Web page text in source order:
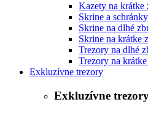
Kazety na krátke
Skrine a
Skrine na dlhé
Skrine na krátke
Trezory na dlhé
Trezory na
Exkluzívne trezory
Exkluzívne